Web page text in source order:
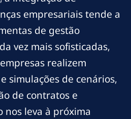
empresariais tende a
de gestão
vez mais sofisticadas,
realizem
simulações de cenários,
de contratos e
nos leva à próxima